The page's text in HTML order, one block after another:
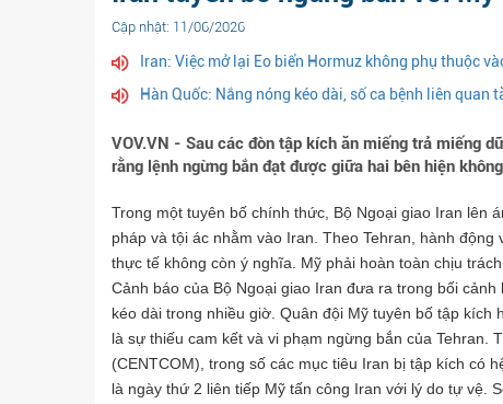
Cập nhật: 11/06/2026
Iran: Việc mở lại Eo biển Hormuz không phụ thuộc
Hàn Quốc: Nắng nóng kéo dài, số ca bệnh liên quan
VOV.VN - Sau các đòn tập kích ăn miếng trả miếng
rằng lệnh ngừng bắn đạt được giữa hai bên hiện
Trong một tuyên bố chính thức, Bộ Ngoại giao Iran lên
pháp và tội ác nhằm vào Iran. Theo Tehran, hành
thực tế không còn ý nghĩa. Mỹ phải hoàn toàn chịu
Cảnh báo của Bộ Ngoại giao Iran đưa ra trong bối
kéo dài trong nhiều giờ. Quân đội Mỹ tuyên bố tập
là sự thiếu cam kết và vi phạm ngừng bắn của Tehran.
(CENTCOM), trong số các mục tiêu Iran bị tập kích có
là ngày thứ 2 liên tiếp Mỹ tấn công Iran với lý do tự vệ.